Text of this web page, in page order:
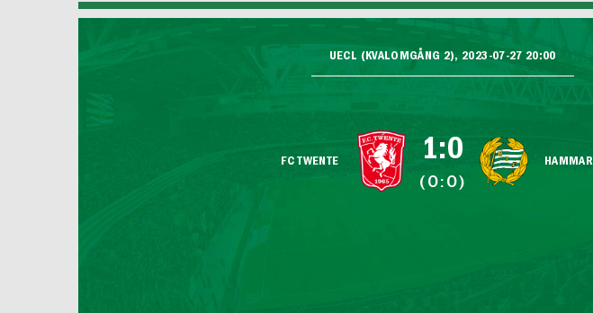
UECL (KVALOMGÅNG 2), 2023-07-27 20:00
FC TWENTE 1:0
(0:0)